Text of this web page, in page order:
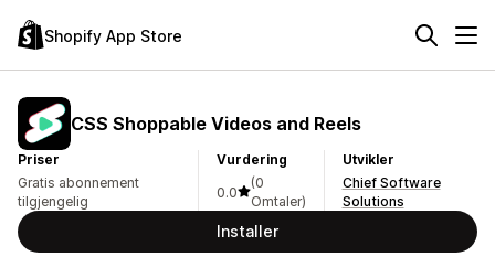
Shopify App Store
CSS Shoppable Videos and Reels
Priser
Gratis abonnement
tilgjengelig
Vurdering
0.0
(0
Omtaler)
Utvikler
Chief Software
Solutions
Installer